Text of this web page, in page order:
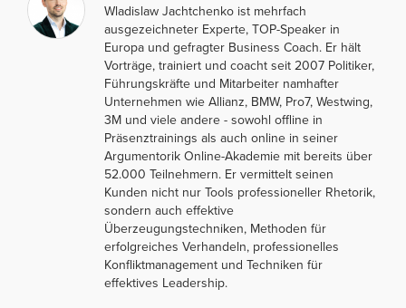
Wladislaw Jachtchenko ist mehrfach
ausgezeichneter Experte, TOP-Speaker in
Europa und gefragter Business Coach. Er hält
Vorträge, trainiert und coacht seit 2007 Politiker,
Führungskräfte und Mitarbeiter namhafter
Unternehmen wie Allianz, BMW, Pro7, Westwing,
3M und viele andere - sowohl offline in
Präsenztrainings als auch online in seiner
Argumentorik Online-Akademie mit bereits über
52.000 Teilnehmern. Er vermittelt seinen
Kunden nicht nur Tools professioneller Rhetorik,
sondern auch effektive
Überzeugungstechniken, Methoden für
erfolgreiches Verhandeln, professionelles
Konfliktmanagement und Techniken für
effektives Leadership.